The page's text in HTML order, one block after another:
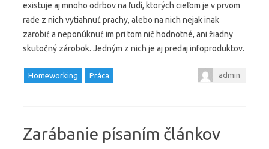
existuje aj mnoho odrbov na ľudí, ktorých cieľom je v prvom
rade z nich vytiahnuť prachy, alebo na nich nejak inak
zarobiť a neponúknuť im pri tom nič hodnotné, ani žiadny
skutočný zárobok. Jedným z nich je aj predaj infoproduktov.
Homeworking Práca admin
Zarábanie písaním článkov